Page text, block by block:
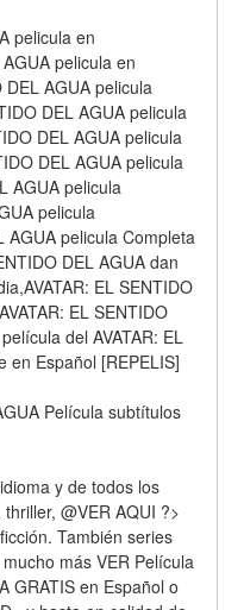
pelicula en
pelicula en
DEL AGUA pelicula
DEL AGUA pelicula
DEL AGUA pelicula
DEL AGUA pelicula
AGUA pelicula
pelicula
AGUA pelicula Completa
DEL AGUA dan
EL SENTIDO
EL SENTIDO
del AVATAR: EL
en Español [REPELIS]
Película subtítulos
y de todos los
@VER AQUI ?>
También series
más VER Película
GRATIS en Español o